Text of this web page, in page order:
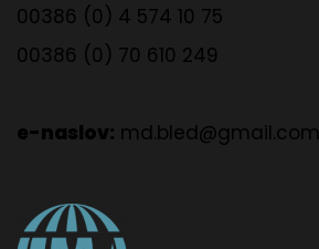
00386 (0) 4 574 10 75
00386 (0) 70 610 249
e-naslov: md.bled@gmail.com